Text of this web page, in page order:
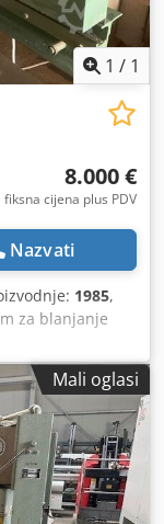
1 / 1
8.000 €
fiksna cijena plus PDV
Nazvati
1985,
za blanjanje
Anzer sa
Mali oglasi